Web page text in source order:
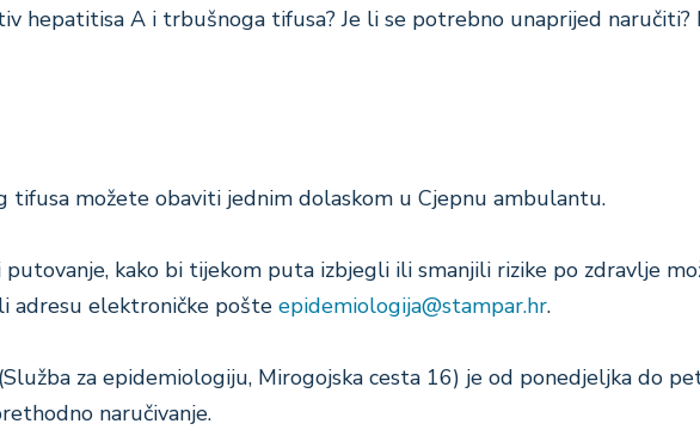
hepatitisa A i trbušnoga tifusa? Je li se potrebno unaprijed
možete obaviti jednim dolaskom u Cjepnu ambulantu.
kako bi tijekom puta izbjegli ili smanjili rizike po zdravlje
adresu elektroničke pošte epidemiologija@stampar.hr.
za epidemiologiju, Mirogojska cesta 16) je od ponedjeljka do
naručivanje.